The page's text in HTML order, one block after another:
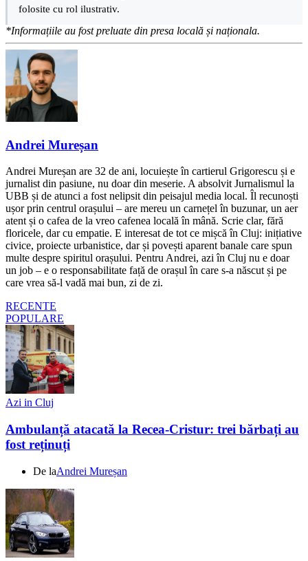
folosite cu rol ilustrativ.
*Informațiile au fost preluate din presa locală și naționala.
Andrei Mureșan
Andrei Mureșan are 32 de ani, locuiește în cartierul Grigorescu și e
jurnalist din pasiune, nu doar din meserie. A absolvit Jurnalismul la
UBB și de atunci a fost nelipsit din peisajul media local. Îl recunoști
ușor prin centrul orașului – are mereu un carnețel în buzunar, un aer
atent și o cafea de la vreo cafenea locală în mână. Scrie clar, fără
floricele, dar cu empatie. E interesat de tot ce mișcă în Cluj: inițiative
civice, proiecte urbanistice, dar și povești aparent banale care spun
multe despre spiritul orașului. Pentru Andrei, azi în Cluj nu e doar
un job – e o responsabilitate față de orașul în care s-a născut și pe
care vrea să-l vadă mai bun, zi de zi.
RECENTE
POPULARE
Azi in Cluj
Ambulanță atacată la Recea-Cristur: trei bărbați au
fost reținuți
De laAndrei Mureșan